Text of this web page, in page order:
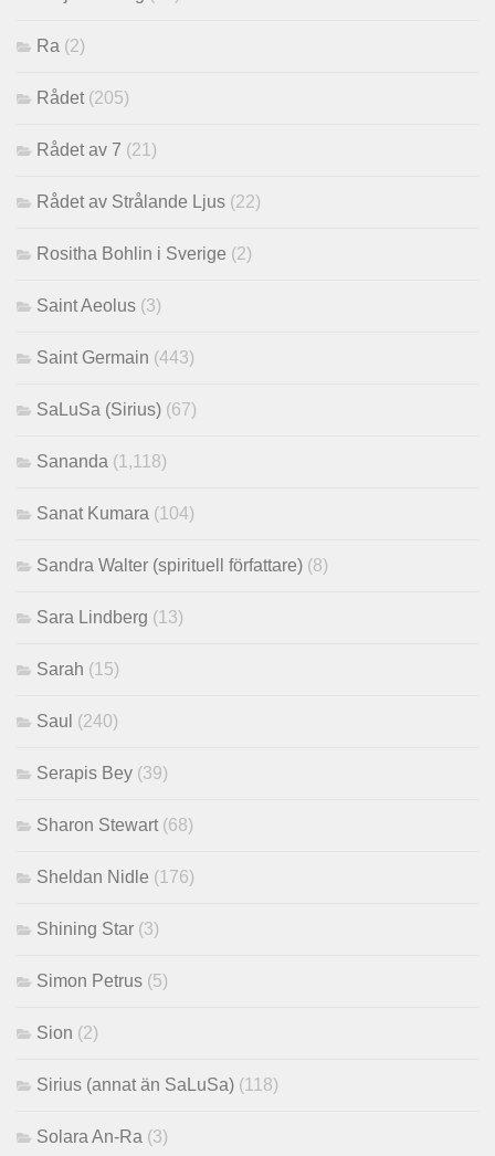
Ra (2)
Rådet(205)
Rådet av 7 (21)
Rådet av Strålande Ljus (22)
Rositha Bohlin i Sverige (2)
Saint Aeolus (3)
Saint Germain (443)
SaLuSa (Sirius) (67)
Sananda (1,118)
Sanat Kumara (104)
Sandra Walter (spirituell författare) (8)
Sara Lindberg (13)
Sarah (15)
Saul (240)
Serapis Bey (39)
Sharon Stewart(68)
Sheldan Nidle (176)
Shining Star (3)
Simon Petrus (5)
Sion (2)
Sirius (annat än SaLuSa) (118)
Solara An-Ra (3)